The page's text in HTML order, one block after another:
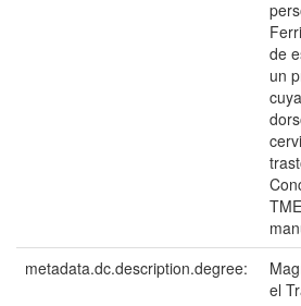
de
un
metadata.dc.description.degree:
el